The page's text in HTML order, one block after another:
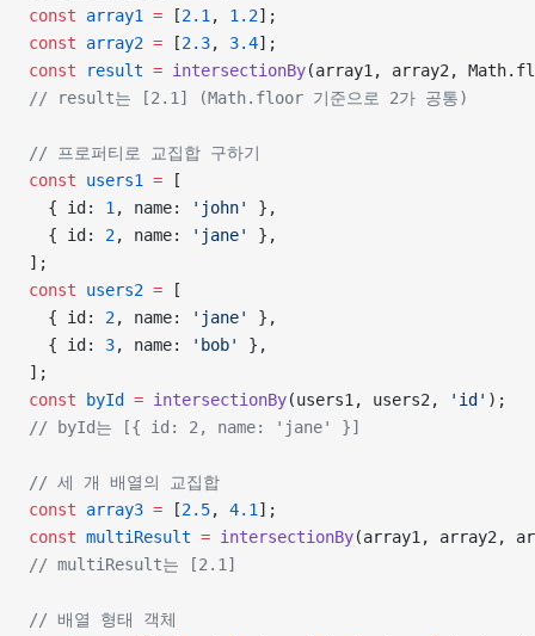
const array1 = [2.1 , 1.2];
const array2 = [2.3, 3.4];
const result = intersectionBy(array1, array2,
// result는 [2.1] (Math.floor 기준으로 2가 공통)
// 프로퍼티로 교집합 구하기
const users1 = [
  { id:
1 , name: 'john'
},
  { id:
2, name: 'jane'
},
];
const users2 = [
  { id:
2, name: 'jane'
},
  { id:
3, name: 'bob'
},
];
const byId = intersectionBy(users1, users2, 'id' );
// byId는 [{ id: 2, name: 'jane' }]
// 세 개 배열의 교집합
const array3 = [2.5, 4.1 ];
const multiResult = intersectionBy(array1, array2,
// multiResult는 [2.1]
// 배열 형태 객체